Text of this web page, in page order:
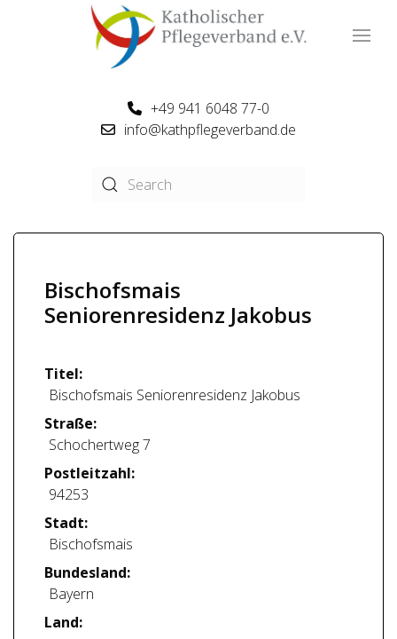
+49 941 6048 77-0
info@kathpflegeverband.de
Bischofsmais
Seniorenresidenz Jakobus
Titel:
Bischofsmais Seniorenresidenz Jakobus
Straße:
Schochertweg 7
Postleitzahl:
94253
Stadt:
Bischofsmais
Bundesland:
Bayern
Land: